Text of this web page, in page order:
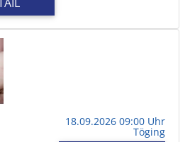
18.09.2026 09:00 Uhr
Töging